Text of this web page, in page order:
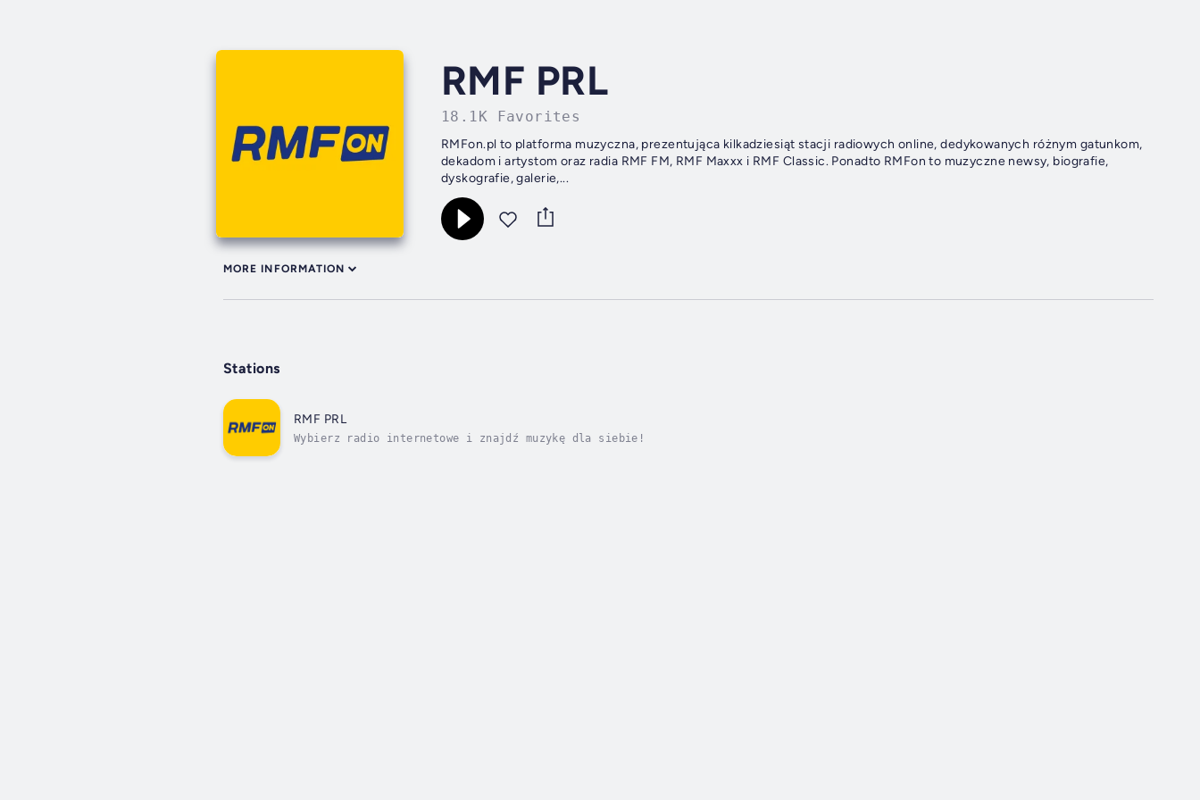
RMF PRL
18.1K Favorites
RMFon.pl to platforma muzyczna, prezentująca kilkadziesiąt stacji radiowych online, dedykowanych różnym gatunkom,
dekadom i artystom oraz radia RMF FM, RMF Maxxx i RMF Classic. Ponadto RMFon to muzyczne newsy, biografie,
dyskografie, galerie,...
MORE INFORMATION
Stations
RMF PRL
Wybierz radio internetowe i znajdź muzykę dla siebie!